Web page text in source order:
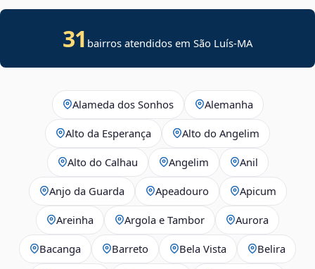
31 bairros atendidos em São Luís-MA
Alameda dos Sonhos Alemanha
Alto da Esperança Alto do Angelim
Alto do Calhau Angelim Anil
Anjo da Guarda Apeadouro Apicum
Areinha Argola e Tambor Aurora
Bacanga Barreto Bela Vista Belira